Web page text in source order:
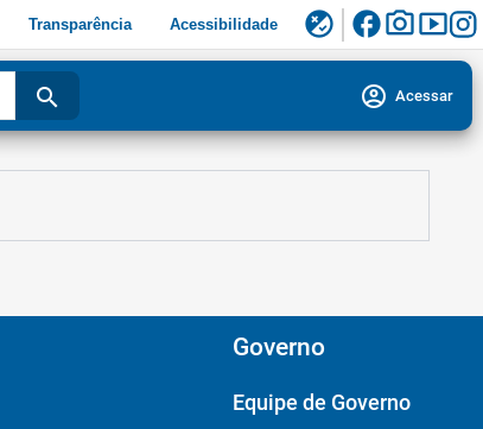
Transparência Acessibilidade flaky facebookphoto_camerasmart_display
search account_circle Acessar
Governo
Equipe de Governo